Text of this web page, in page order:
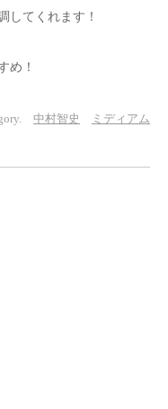
てくれます！
め！
中村智史 ミディアム